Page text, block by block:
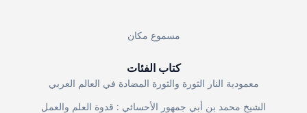
مسموع مكان
كتاب الفئات
معمودية النار الثورة والثورة المضادة في العالم العربي
الشيخ محمد بن أبي جمهور الأحسائي : قدوة العلم والعمل